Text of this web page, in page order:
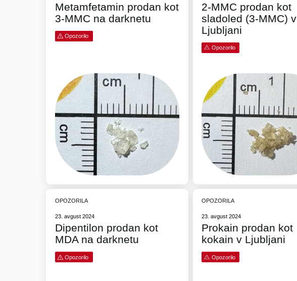
Metamfetamin prodan kot
3-MMC na darknetu
Opozorilo
2-MMC prodan kot
sladoled (3-MMC) v
Ljubljani
Opozorilo
OPOZORILA
23. avgust 2024
Dipentilon prodan kot
MDA na darknetu
Opozorilo
OPOZORILA
23. avgust 2024
Prokain prodan kot
kokain v Ljubljani
Opozorilo